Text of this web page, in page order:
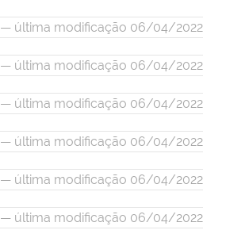
— última modificação 06/04/2022
— última modificação 06/04/2022
— última modificação 06/04/2022
— última modificação 06/04/2022
— última modificação 06/04/2022
— última modificação 06/04/2022